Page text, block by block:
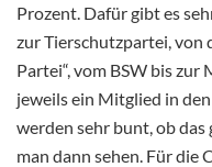
Prozent. Dafür gibt es
zur Tierschutzpartei, von
Partei“, vom BSW bis zur
jeweils ein Mitglied in
werden sehr bunt, ob
man dann sehen. Für die